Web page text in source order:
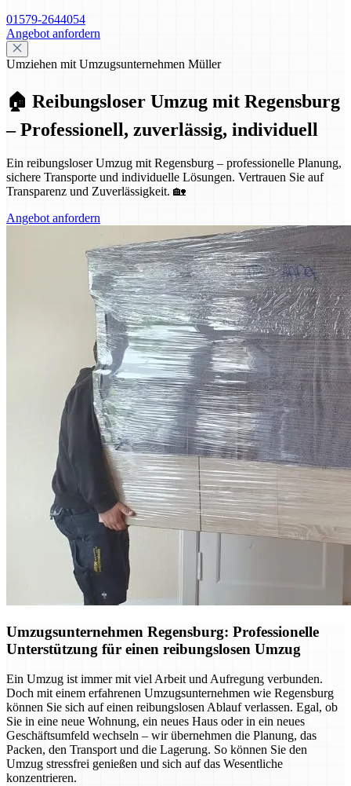
01579-2644054
Angebot anfordern
Umziehen mit Umzugsunternehmen Müller
🏠 Reibungsloser Umzug mit Regensburg
– Professionell, zuverlässig, individuell
Ein reibungsloser Umzug mit Regensburg – professionelle Planung,
sichere Transporte und individuelle Lösungen. Vertrauen Sie auf
Transparenz und Zuverlässigkeit. 🏡
Angebot anfordern
Umzugsunternehmen Regensburg: Professionelle
Unterstützung für einen reibungslosen Umzug
Ein Umzug ist immer mit viel Arbeit und Aufregung verbunden.
Doch mit einem erfahrenen Umzugsunternehmen wie Regensburg
können Sie sich auf einen reibungslosen Ablauf verlassen. Egal, ob
Sie in eine neue Wohnung, ein neues Haus oder in ein neues
Geschäftsumfeld wechseln – wir übernehmen die Planung, das
Packen, den Transport und die Lagerung. So können Sie den
Umzug stressfrei genießen und sich auf das Wesentliche
konzentrieren.